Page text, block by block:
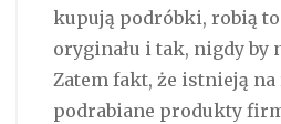
kupują podróbki, robią
oryginału i tak, nigdy by
Zatem fakt, że istnieją
podrabiane produkty